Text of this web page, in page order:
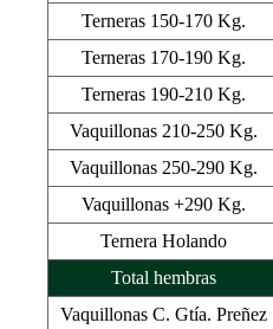
Terneras 150-170 Kg.
Terneras 170-190 Kg.
Terneras 190-210 Kg.
Vaquillonas 210-250 Kg.
Vaquillonas 250-290 Kg.
Vaquillonas +290 Kg.
Ternera Holando
Total hembras
Vaquillonas C. Gtía. Preñez